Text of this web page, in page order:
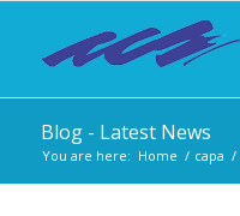
Blog - Latest News
You are here: Home / capa /